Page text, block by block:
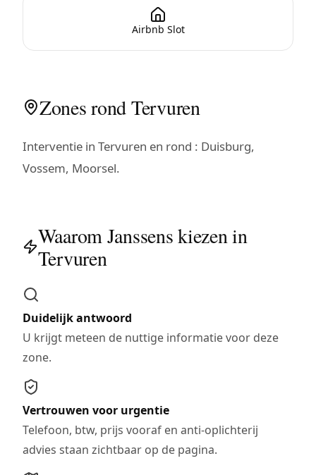
Airbnb Slot
Zones rond Tervuren
Interventie in Tervuren en rond : Duisburg,
Vossem, Moorsel.
Waarom Janssens kiezen in
Tervuren
Duidelijk antwoord
U krijgt meteen de nuttige informatie voor deze
zone.
Vertrouwen voor urgentie
Telefoon, btw, prijs vooraf en anti-oplichterij
advies staan zichtbaar op de pagina.